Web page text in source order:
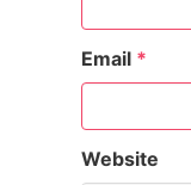
Email *
Website